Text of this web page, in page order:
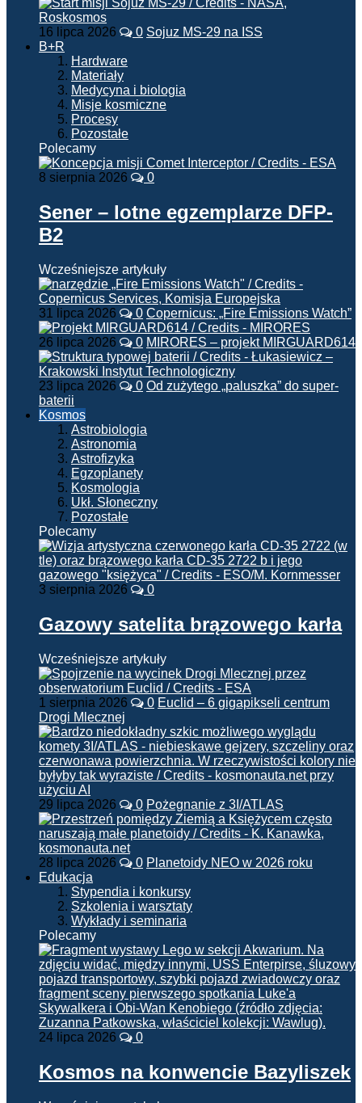
16 lipca 2026 0 Sojuz MS-29 na ISS
B+R
Hardware
Materiały
Medycyna i biologia
Misje kosmiczne
Procesy
Pozostałe
Polecamy
8 sierpnia 2026 0
Sener – lotne egzemplarze DFP-
B2
Wcześniejsze artykuły
31 lipca 2026 0 Copernicus: „Fire Emissions Watch”
26 lipca 2026 0 MIRORES – projekt MIRGUARD614
23 lipca 2026 0 Od zużytego „paluszka” do super-
baterii
Kosmos
Astrobiologia
Astronomia
Astrofizyka
Egzoplanety
Kosmologia
Ukł. Słoneczny
Pozostałe
Polecamy
3 sierpnia 2026 0
Gazowy satelita brązowego karła
Wcześniejsze artykuły
1 sierpnia 2026 0 Euclid – 6 gigapikseli centrum
Drogi Mlecznej
29 lipca 2026 0 Pożegnanie z 3I/ATLAS
28 lipca 2026 0 Planetoidy NEO w 2026 roku
Edukacja
Stypendia i konkursy
Szkolenia i warsztaty
Wykłady i seminaria
Polecamy
24 lipca 2026 0
Kosmos na konwencie Bazyliszek